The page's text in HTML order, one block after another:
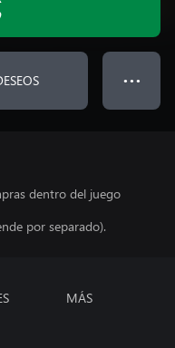
● ● ●
dentro del juego
por separado).
MÁS